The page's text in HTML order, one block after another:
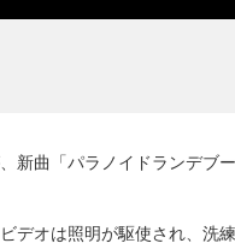
新曲「パラノイドランデブ
デオは照明が駆使され、洗